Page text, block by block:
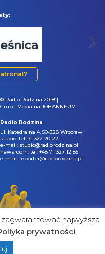
© Radio Rodzina 2018 |
Grupa Medialna JOHANNEUM
Radio Rodzina
ul. Katedralna 4, 50-328 Wrocław
studio: tel. 71 322 20 22
e-mail: studio@radiorodzina.pl
newsroom: tel. +48 71 327 12 85
e-mail: reporter@radiorodzina.pl
&
najwyższa
prywatności